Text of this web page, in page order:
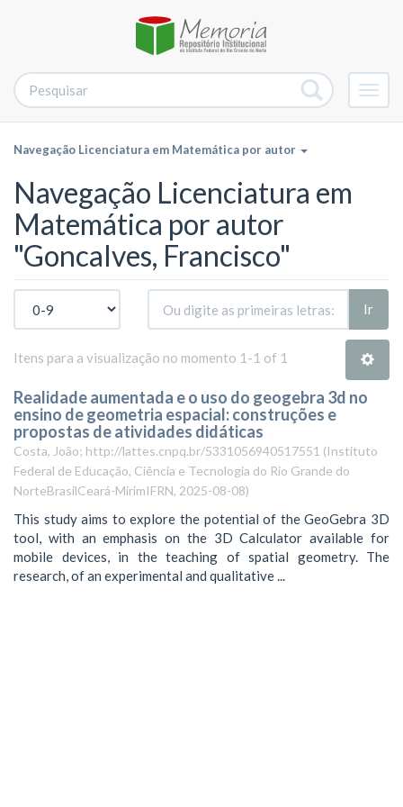
Navegação Licenciatura em Matemática por autor
Navegação Licenciatura em
Matemática por autor
"Goncalves, Francisco"
Ir
Itens para a visualização no momento 1-1 of 1
Realidade aumentada e o uso do geogebra 3d no
ensino de geometria espacial: construções e
propostas de atividades didáticas
Costa, João; http://lattes.cnpq.br/5331056940517551 (Instituto
Federal de Educação, Ciência e Tecnologia do Rio Grande do
NorteBrasilCeará-MirimIFRN, 2025-08-08)
This study aims to explore the potential of the GeoGebra 3D
tool, with an emphasis on the 3D Calculator available for
mobile devices, in the teaching of spatial geometry. The
research, of an experimental and qualitative ...